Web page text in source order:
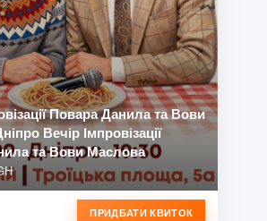
Повара Данила та Вови
Вечір Імпровізації
та Вови Маслова
ПРИДБАТИ КВИТОК